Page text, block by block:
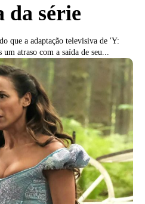
da série
que a adaptação televisiva de 'Y:
atraso com a saída de seu...